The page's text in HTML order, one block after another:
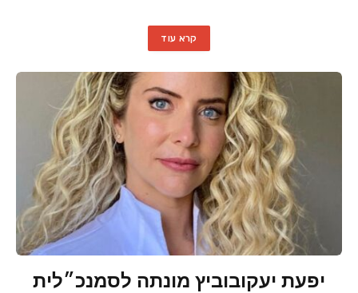
קרא עוד
יפעת יעקובוביץ מונתה לסמנכ״לית